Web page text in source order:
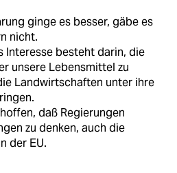
ginge es besser, gäbe es
nicht.
Interesse besteht darin, die
unsere Lebensmittel zu
Landwirtschaften unter ihre
daß Regierungen
zu denken, auch die
der EU.